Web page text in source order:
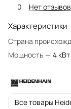
0 Нет отзывов
Характеристики
Страна
Мощность — 4 кВт
Все товары